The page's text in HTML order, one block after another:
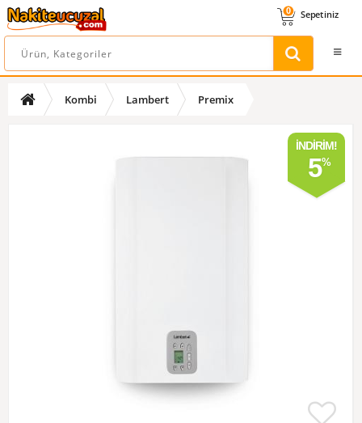
0 Sepetiniz
Kombi Lambert Premix
İNDIRIM!
5